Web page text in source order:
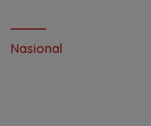
Nasional